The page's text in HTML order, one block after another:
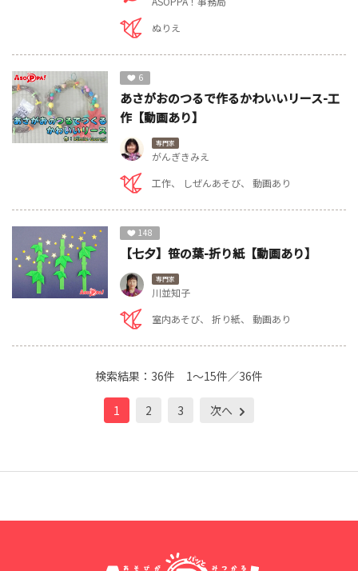
ぬりえ
6
あさがおのつるで作るかわいいリース-工
作【動画あり】
専門家
がんぎきみえ
工作
しぜんあそび 動画あり
148
【七夕】笹の葉-折り紙【動画あり】
専門家
川並知子
室内あそび
折り紙 動画あり
検索結果： 36件 1～15件／36件
1 2 3 次へ